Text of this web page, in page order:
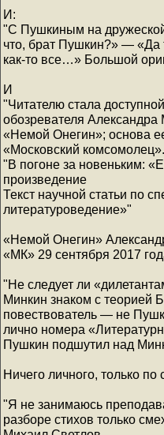
И:
"С Пушкиным на
что, брат Пушкин?» — «Да
как-то все…» Большой
И
"Читателю стала
обозревателя
«Немой Онегин»; основа
«Московский комсомолец».
"В погоне за новеньким:
произведение
Текст научной статьи по
литературоведение»"
«Немой Онегин»
«МК» 29 сентября 2017
"Не следует ли
Минкин знаком с теорией
повествователь — не
лично номера
Пушкин подшутил над
Ничего личного, только
"Я не занимаюсь
разборе стихов только